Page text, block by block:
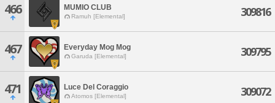
466 MUMIO CLUB
Ramuh [Elemental] 309816
467 Everyday Mog Mog
Garuda [Elemental] 309795
471 Luce Del Coraggio
Atomos [Elemental] 309072